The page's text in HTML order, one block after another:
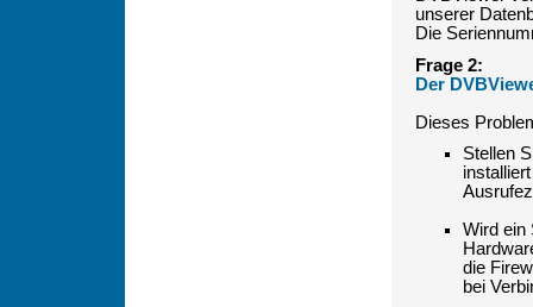
unserer
Die
Frage 2:
Der
Dieses
Stellen
Wird ein
die
bei